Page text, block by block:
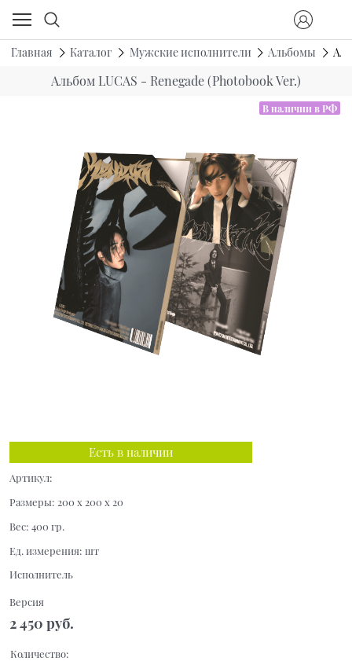
Главная Каталог Мужские исполнители Альбомы
Альбом LUCAS - Renegade (Photobook Ver.)
В наличии в РФ
Есть в наличии
Артикул:
Размеры: 200 x 200 x 20
Вес: 400 гр.
Ед. измерения: шт
Исполнитель
Версия
2 450 руб.
Количество: